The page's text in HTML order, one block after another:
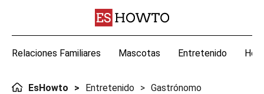
Relaciones Familiares Mascotas Entretenido
EsHowto Entretenido Gastrónomo